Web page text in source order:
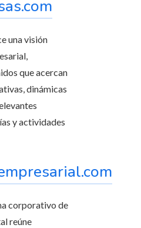
una visión
que acercan
dinámicas
y actividades
corporativo de
reúne